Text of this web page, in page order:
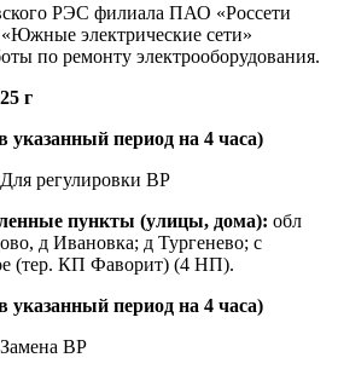
РЭС филиала ПАО «Россети
электрические сети»
по ремонту электрооборудования.
г
указанный период на 4 часа)
Для регулировки ВР
пункты (улицы, дома): обл
д Ивановка; д Тургенево; с
(тер. КП Фаворит) (4 НП).
указанный период на 4 часа)
Замена ВР